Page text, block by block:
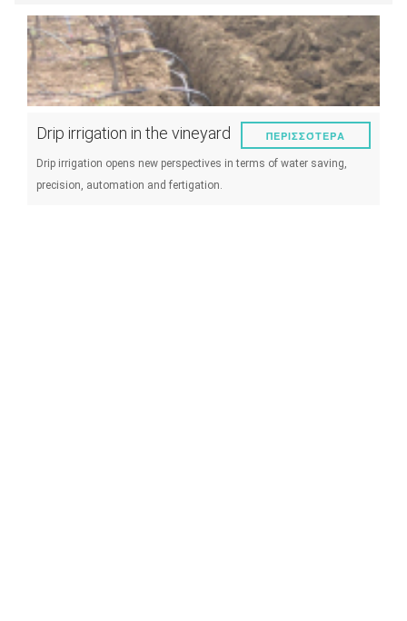
Δημόσιες πολιτικές
Καταναλωτές
Στρατηγική - μεταβάσεις
Έρευνα - Καινοτομία
Συνεργασία - Ενίσχυση ικανοτήτων
Μέσα προγραμματισμού και δημόσιας πολιτικής
Κλιματικές υπηρεσίες
Έδαφος
Διαχείριση νερού
Φαινολογία
Απόδοση παραγωγής
Ενέργεια
Drip irrigation in the vineyard
Drip irrigation opens new perspectives in terms of water saving,
precision, automation and fertigation.
ΠΕΡΙΣΣΌΤΕΡΑ